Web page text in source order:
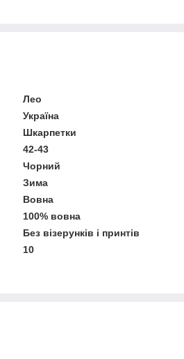
Лео
Україна
Шкарпетки
42-43
Чорний
Зима
Вовна
100% вовна
Без візерунків і принтів
10